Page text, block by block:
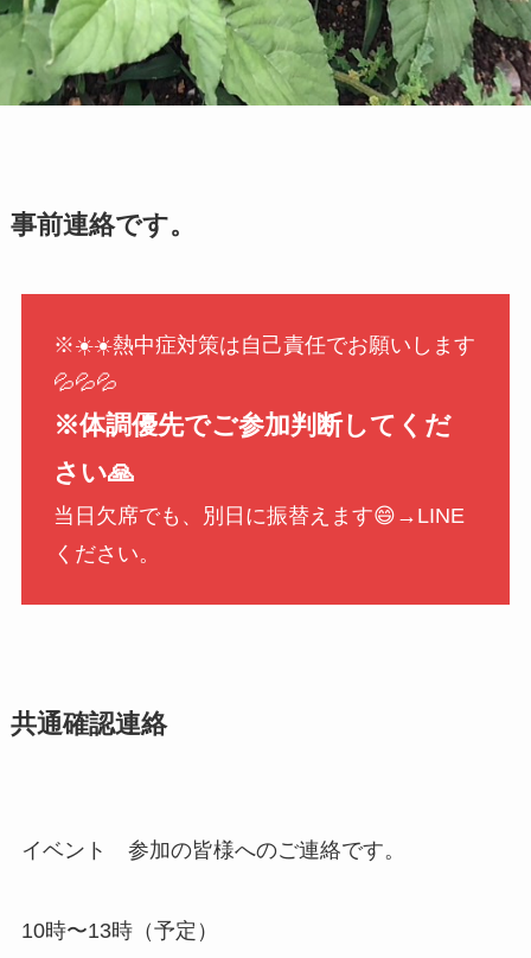
事前連絡です。
※☀️☀️熱中症対策は自己責任でお願いします
💦💦💦
※体調優先でご参加判断してくだ
さい🙏
当日欠席でも、別日に振替えます😄→LINE
ください。
共通確認連絡
イベント 参加の皆様へのご連絡です。
10時〜13時（予定）